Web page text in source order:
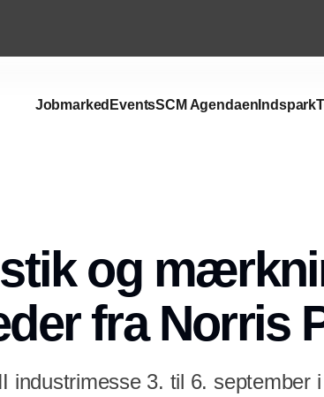
Jobmarked EventsSCM Agendaen Indspark
og
fra Norris
industrimesse 3. til 6. september